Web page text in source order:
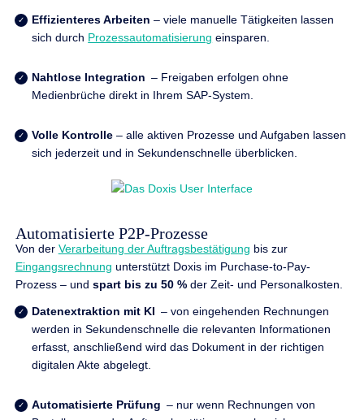
Effizienteres Arbeiten – viele manuelle Tätigkeiten lassen
sich durch Prozessautomatisierung einsparen.
Nahtlose Integration – Freigaben erfolgen ohne
Medienbrüche direkt in Ihrem SAP-System.
Volle Kontrolle– alle aktiven Prozesse und Aufgaben lassen
sich jederzeit und in Sekundenschnelle überblicken.
Automatisierte P2P-Prozesse
Von der Verarbeitung der Auftragsbestätigung bis zur
Eingangsrechnung unterstützt Doxis im Purchase-to-Pay-
Prozess – und spart bis zu 50 % der Zeit- und Personalkosten.
Datenextraktion mit KI – von eingehenden Rechnungen
werden in Sekundenschnelle die relevanten Informationen
erfasst, anschließend wird das Dokument in der richtigen
digitalen Akte abgelegt.
Automatisierte Prüfung – nur wenn Rechnungen von